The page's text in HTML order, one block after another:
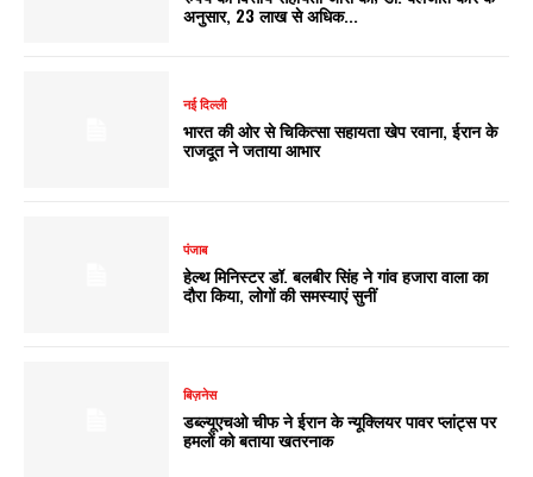
अनुसार, 23 लाख से अधिक...
नई दिल्ली
भारत की ओर से चिकित्सा सहायता खेप रवाना, ईरान के
राजदूत ने जताया आभार
पंजाब
हेल्थ मिनिस्टर डॉ. बलबीर सिंह ने गांव हजारा वाला का
दौरा किया, लोगों की समस्याएं सुनीं
बिज़नेस
डब्ल्यूएचओ चीफ ने ईरान के न्यूक्लियर पावर प्लांट्स पर
हमलों को बताया खतरनाक